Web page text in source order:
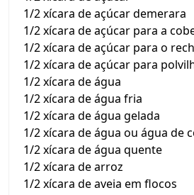
1/2 xícara de açúcar demerara
1/2 xícara de açúcar para a
1/2 xícara de açúcar para o
1/2 xícara de açúcar para
1/2 xícara de água
1/2 xícara de água fria
1/2 xícara de água gelada
1/2 xícara de água ou água de
1/2 xícara de água quente
1/2 xícara de arroz
1/2 xícara de aveia em flocos